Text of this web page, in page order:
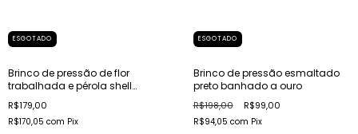
ESGOTADO
Brinco de pressão de flor
trabalhada e pérola shell
banhado a ouro
R$179,00
R$170,05 com Pix
ESGOTADO
Brinco de pressão esmaltado
preto banhado a ouro
R$198,00 R$99,00
R$94,05 com Pix